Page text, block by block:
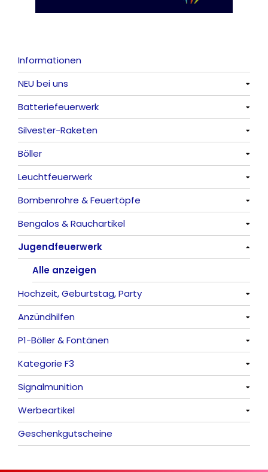
Informationen
NEU bei uns
Alle anzeigen
Batteriefeuerwerk
Alle anzeigen
Silvester-Raketen
Alle anzeigen
Böller
Alle anzeigen
China-Böller
Knaller / Kanonenschläge
Reibkopfknaller
Frösche, Pfeiffer
Leuchtfeuerwerk
Alle anzeigen
Vulkane
Fontänen
Sonnen
Feuervögel
Römische Lichter
Bombenrohre & Feuertöpfe
Alle anzeigen
Mit Rumms
Bezaubernde Effekte
Bengalos & Rauchartikel
Alle anzeigen
Bengalos
Rauchartikel
Jugendfeuerwerk
Alle anzeigen
Hochzeit, Geburtstag, Party
Alle anzeigen
Feuerschriften
Indoor-Fontänen
Herz- und Konfetti-Shooter
Wunderkerzen, Fackeln
Tischfeuerwerk
Anzündhilfen
Alle anzeigen
P1-Böller & Fontänen
Alle anzeigen
Kategorie F3
Alle anzeigen
Signalmunition
Alle anzeigen
Platzpatronen
Werbeartikel
Alle anzeigen
Geschenkgutscheine